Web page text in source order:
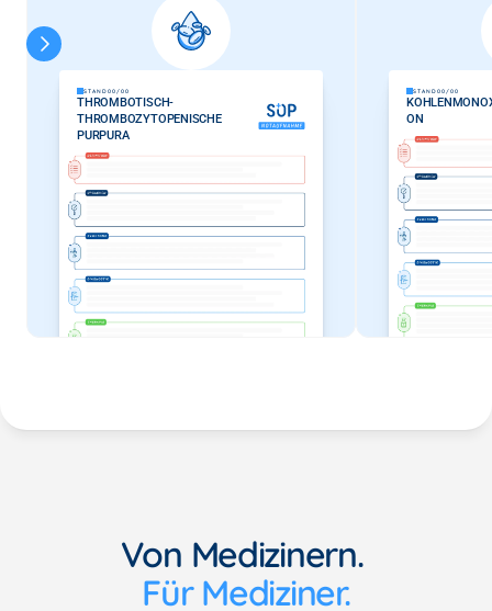
STAND00/00
THROMBOTISCH-
THROMBOZYTOPENISCHE
PURPURA
STAND00/00
ON
Von Medizinern.
Für Mediziner.